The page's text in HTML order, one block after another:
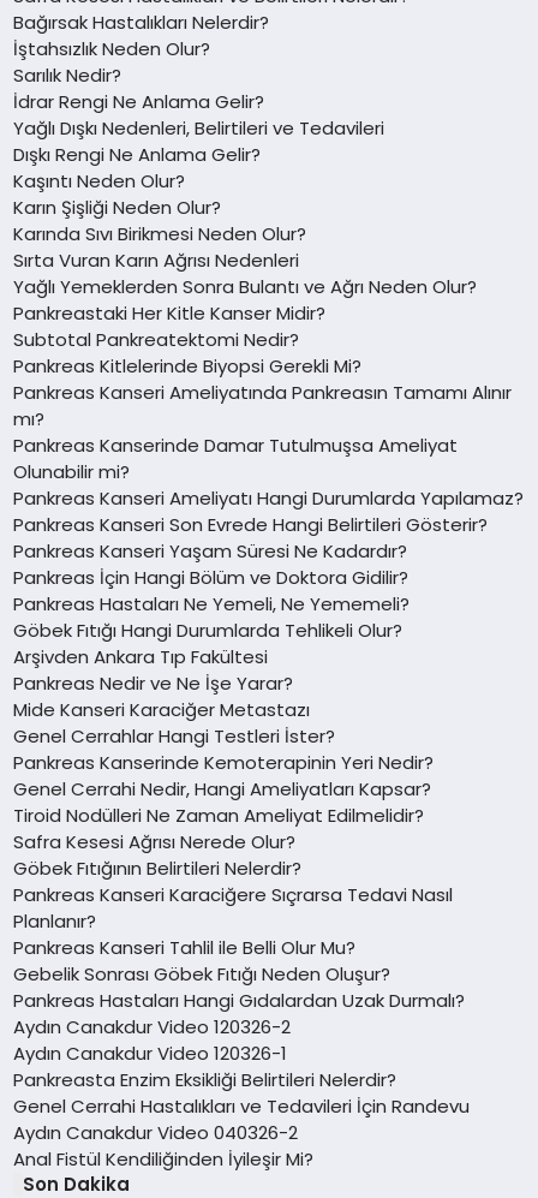
Bağırsak Hastalıkları Nelerdir?
İştahsızlık Neden Olur?
Sarılık Nedir?
İdrar Rengi Ne Anlama Gelir?
Yağlı Dışkı Nedenleri, Belirtileri ve Tedavileri
Dışkı Rengi Ne Anlama Gelir?
Kaşıntı Neden Olur?
Karın Şişliği Neden Olur?
Karında Sıvı Birikmesi Neden Olur?
Sırta Vuran Karın Ağrısı Nedenleri
Yağlı Yemeklerden Sonra Bulantı ve Ağrı Neden Olur?
Pankreastaki Her Kitle Kanser Midir?
Subtotal Pankreatektomi Nedir?
Pankreas Kitlelerinde Biyopsi Gerekli Mi?
Pankreas Kanseri Ameliyatında Pankreasın Tamamı Alınır
mı?
Pankreas Kanserinde Damar Tutulmuşsa Ameliyat
Olunabilir mi?
Pankreas Kanseri Ameliyatı Hangi Durumlarda Yapılamaz?
Pankreas Kanseri Son Evrede Hangi Belirtileri Gösterir?
Pankreas Kanseri Yaşam Süresi Ne Kadardır?
Pankreas İçin Hangi Bölüm ve Doktora Gidilir?
Pankreas Hastaları Ne Yemeli, Ne Yememeli?
Göbek Fıtığı Hangi Durumlarda Tehlikeli Olur?
Arşivden Ankara Tıp Fakültesi
Pankreas Nedir ve Ne İşe Yarar?
Mide Kanseri Karaciğer Metastazı
Genel Cerrahlar Hangi Testleri İster?
Pankreas Kanserinde Kemoterapinin Yeri Nedir?
Genel Cerrahi Nedir, Hangi Ameliyatları Kapsar?
Tiroid Nodülleri Ne Zaman Ameliyat Edilmelidir?
Safra Kesesi Ağrısı Nerede Olur?
Göbek Fıtığının Belirtileri Nelerdir?
Pankreas Kanseri Karaciğere Sıçrarsa Tedavi Nasıl
Planlanır?
Pankreas Kanseri Tahlil ile Belli Olur Mu?
Gebelik Sonrası Göbek Fıtığı Neden Oluşur?
Pankreas Hastaları Hangi Gıdalardan Uzak Durmalı?
Aydın Canakdur Video 120326-2
Aydın Canakdur Video 120326-1
Pankreasta Enzim Eksikliği Belirtileri Nelerdir?
Genel Cerrahi Hastalıkları ve Tedavileri İçin Randevu
Aydın Canakdur Video 040326-2
Anal Fistül Kendiliğinden İyileşir Mi?
Son Dakika